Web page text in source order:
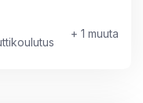
+ 1 muuta